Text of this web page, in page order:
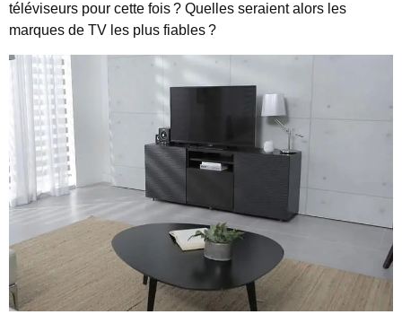
téléviseurs pour cette fois ? Quelles seraient alors les
marques de TV les plus fiables ?